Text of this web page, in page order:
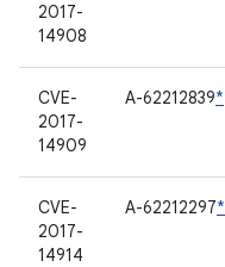
2017-
14908
CVE-
2017-
14909
A-62212839*
CVE-
2017-
14914
A-62212297*